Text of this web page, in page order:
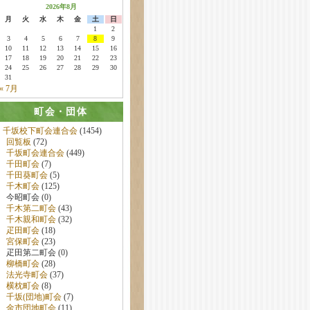
2026年8月
月
火 水 木 金 土
日
1
2
3
4 5 6 7 8
9
10
11 12 13 14 15
16
17
18 19 20 21 22
23
24
25 26 27 28 29
30
31
7月
町会・団体
千坂校下町会連合会(1454)
回覧板 (72)
千坂町会連合会(449)
千田町会(7)
千田葵町会(5)
千木町会(125)
今昭町会 (0)
千木第二町会(43)
千木親和町会(32)
疋田町会(18)
宮保町会(23)
疋田第二町会 (0)
柳橋町会(28)
法光寺町会(37)
横枕町会(8)
千坂(団地)町会(7)
金市団地町会(11)